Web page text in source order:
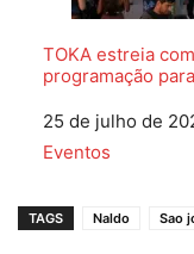
TOKA estreia
programação
Data
25 de julho de
Em relação a
Eventos
TAGS Naldo Sao